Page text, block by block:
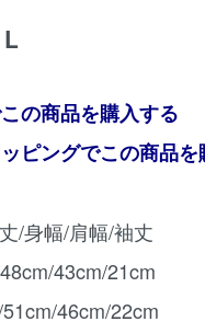
の商品を購入する
ピングでこの商品を
/身幅/肩幅/袖丈
43cm/21cm
46cm/22cm